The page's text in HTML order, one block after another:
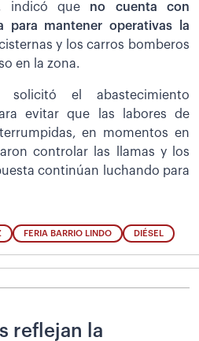
indicó que no cuenta con
para mantener operativas la
y los carros bomberos
en la zona.
el abastecimiento
evitar que las labores de
en momentos en
controlar las llamas y los
continúan luchando para
FERIA BARRIO LINDO DIÉSEL
reflejan la